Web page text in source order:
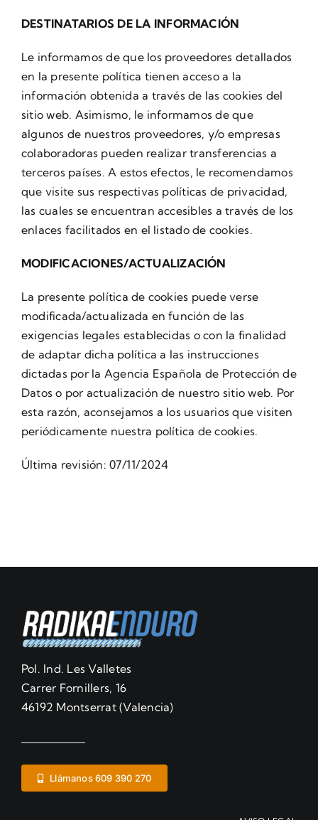
DESTINATARIOS DE LA INFORMACIÓN
Le informamos de que los proveedores detallados
en la presente política tienen acceso a la
información obtenida a través de las cookies del
sitio web. Asimismo, le informamos de que
algunos de nuestros proveedores, y/o empresas
colaboradoras pueden realizar transferencias a
terceros países. A estos efectos, le recomendamos
que visite sus respectivas políticas de privacidad,
las cuales se encuentran accesibles a través de los
enlaces facilitados en el listado de cookies.
MODIFICACIONES/ACTUALIZACIÓN
La presente política de cookies puede verse
modificada/actualizada en función de las
exigencias legales establecidas o con la finalidad
de adaptar dicha política a las instrucciones
dictadas por la Agencia Española de Protección de
Datos o por actualización de nuestro sitio web. Por
esta razón, aconsejamos a los usuarios que visiten
periódicamente nuestra política de cookies.
Última revisión: 07/11/2024
Pol. Ind. Les Valletes
Carrer Fornillers, 16
46192 Montserrat (Valencia)
Llámanos 609 390 270